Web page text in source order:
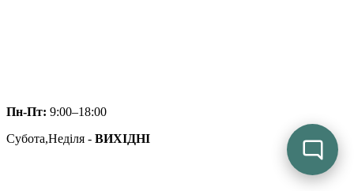
Пн-Пт: 9:00–18:00
Субота,Неділя - ВИХІДНІ